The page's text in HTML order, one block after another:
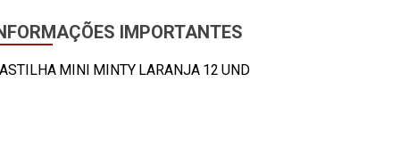
IMPORTANTES
MINI MINTY LARANJA 12 UND